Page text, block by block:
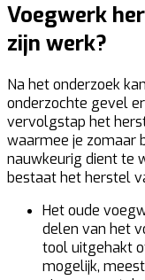
Voegwerk
zijn werk?
Na het onderzoek
onderzochte gevel
vervolgstap het
waarmee je zomaar
nauwkeurig dient te
bestaat het herstel
Het oude
delen van het
tool uitgehakt
mogelijk,